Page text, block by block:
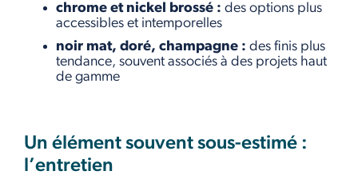
chrome et nickel brossé : des options plus
accessibles et intemporelles
noir mat, doré, champagne : des finis plus
tendance, souvent associés à des projets haut
de gamme
Un élément souvent sous-estimé :
l’entretien